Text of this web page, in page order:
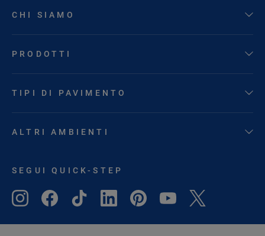
CHI SIAMO
PRODOTTI
TIPI DI PAVIMENTO
ALTRI AMBIENTI
SEGUI QUICK-STEP